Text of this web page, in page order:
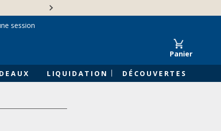
Panier
LIQUIDATION DÉCOUVERTES
session